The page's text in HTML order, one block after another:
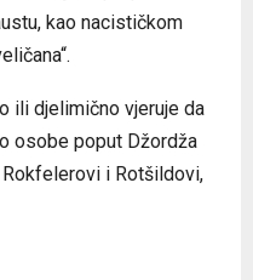
kao nacističkom
ili djelimično vjeruje da
osobe poput Džordža
i Rotšildovi,